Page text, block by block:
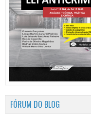
FÓRUM DO BLOG